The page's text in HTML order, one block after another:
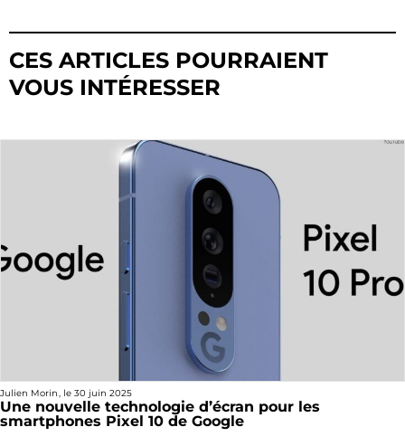
CES ARTICLES POURRAIENT
VOUS INTÉRESSER
Julien Morin, le 30 juin 2025
Une nouvelle technologie d’écran pour les
smartphones Pixel 10 de Google